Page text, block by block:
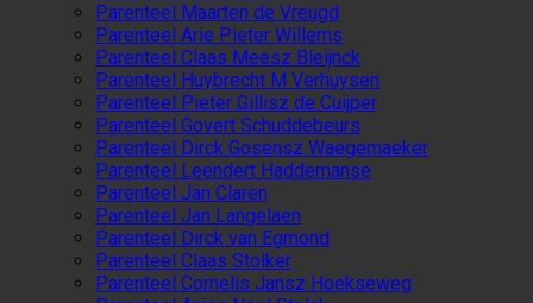
Parenteel Maarten de Vreugd
Parenteel Arie Pieter Willems
Parenteel Claas Meesz Bleijnck
Parenteel Huybrecht M Verhuysen
Parenteel Pieter Gillisz de Cuijper
Parenteel Govert Schuddebeurs
Parenteel Dirck Gosensz Waegemaeker
Parenteel Leendert Haddemanse
Parenteel Jan Claren
Parenteel Jan Langelaen
Parenteel Dirck van Egmond
Parenteel Claas Stolker
Parenteel Cornelis Jansz Hoekseweg